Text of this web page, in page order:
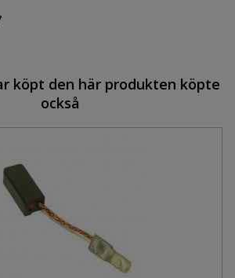
köpt den här produkten köpte
också